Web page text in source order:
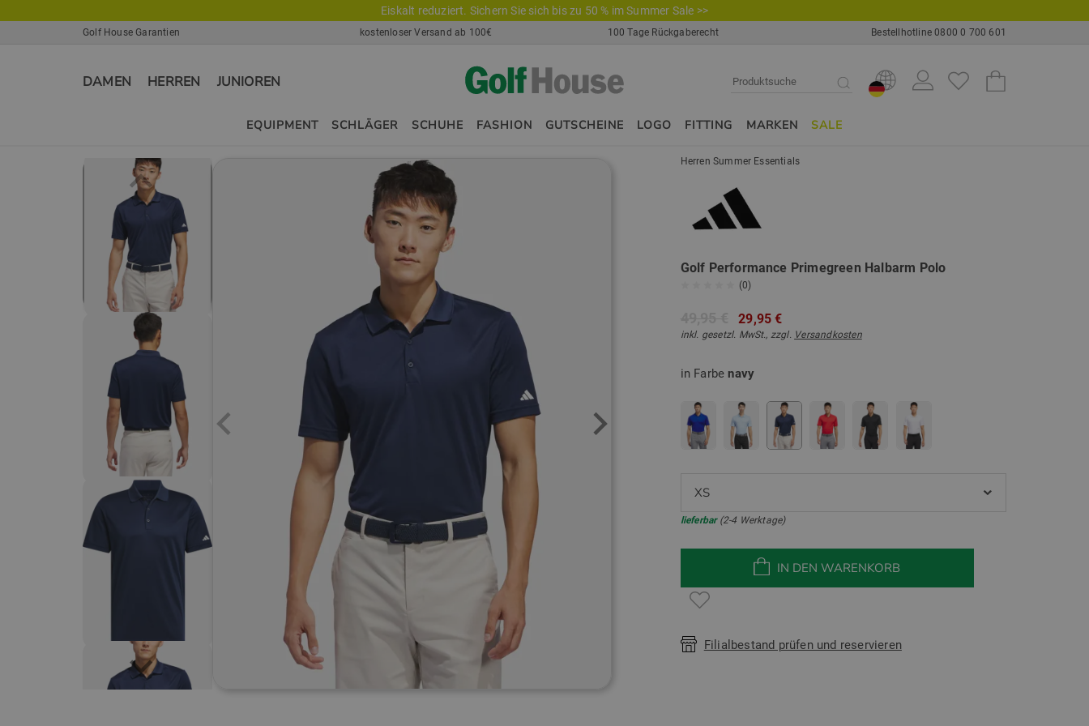
Eiskalt reduziert. Sichern Sie sich bis zu 50 % im Summer Sale >>
Golf House Garantien kostenloser Versand ab 100€ 100 Tage Rückgaberecht Bestellhotline 0800 0 700 601
DAMEN HERREN JUNIOREN
EQUIPMENT SCHLÄGER SCHUHE FASHION GUTSCHEINE LOGO FITTING MARKEN SALE
Herren Summer Essentials
Golf Performance Primegreen Halbarm Polo
(0)
29,95 €
inkl. gesetzl. MwSt., zzgl. Versandkosten
in Farbe navy
XS
lieferbar(2-4 Werktage)
IN DEN WARENKORB
Filialbestand prüfen und reservieren